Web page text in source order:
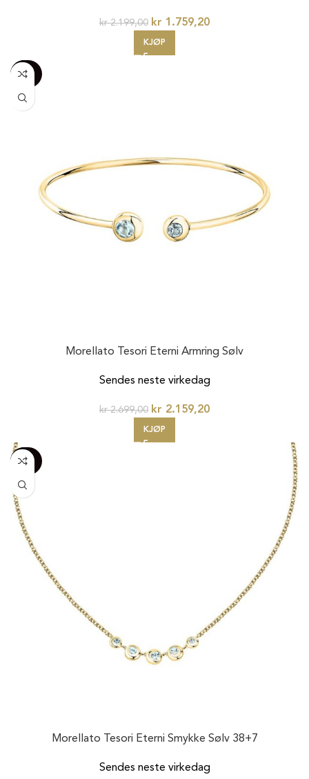
kr2.199,00 kr 1.759,20
KJØP
-100%
20%
Morellato Tesori Eterni Armring Sølv
Sendes neste virkedag
kr2.699,00 kr 2.159,20
KJØP
-100%
20%
Morellato Tesori Eterni Smykke Sølv 38+7
Sendes neste virkedag